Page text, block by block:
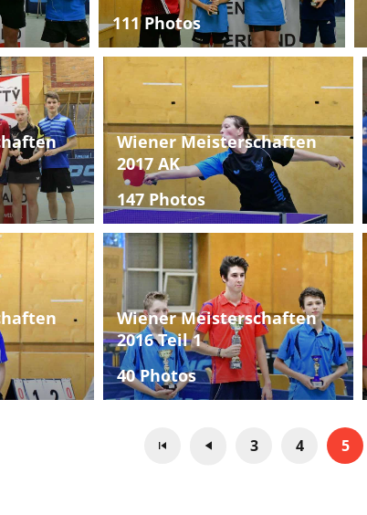
111 Photos
Wiener Meisterschaften
2017 AK
147 Photos
Wiener Meisterschaften
2016 Teil 1
40 Photos
3 4 5